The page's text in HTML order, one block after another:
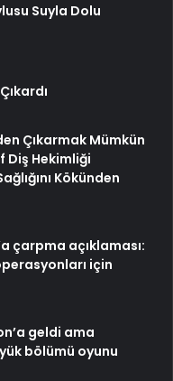
Suyla Dolu
Çıkarmak Mümkün
Diş Hekimliği
Kökünden
çarpma açıklaması:
için
geldi ama
bölümü oyunu